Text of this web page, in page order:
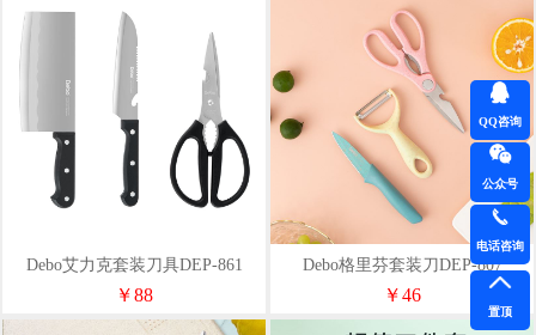
Debo艾力克套装刀具DEP-861
￥88
Debo格里芬套装刀DEP-807
￥46
QQ咨询
公众号
电话咨询
置顶